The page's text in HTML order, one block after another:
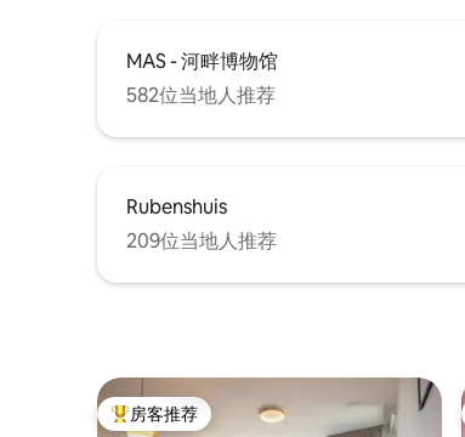
MAS - 河畔博物馆
582位当地人推荐
Rubenshuis
209位当地人推荐
热门「房客推荐」
房客推荐